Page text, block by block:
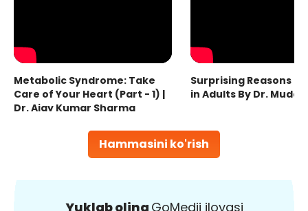
Hammasini ko'rish
Metabolic Syndrome: Take
Care of Your Heart (Part - 1) |
Dr. Ajay Kumar Sharma
Surprising Reasons
in Adults By Dr.
Yuklab oling GoMedii ilovasi